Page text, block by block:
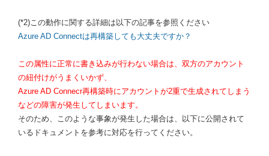
(*2)この動作に関する詳細は以下の記事を参照ください
Azure AD Connectは再構築しても大丈夫ですか？
この属性に正常に書き込みが行わない場合は、双方のアカウント
の紐付けがうまくいかず、
Azure AD Connecr再構築時にアカウントが2重で生成されてしまう
などの障害が発生してしまいます。
そのため、このような事象が発生した場合は、以下に公開されて
いるドキュメントを参考に対応を行ってください。